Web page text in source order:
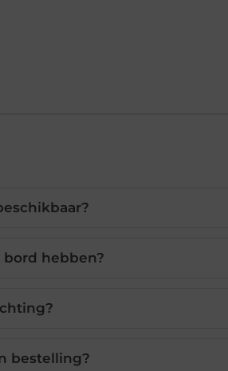
hebben?
bestelling?